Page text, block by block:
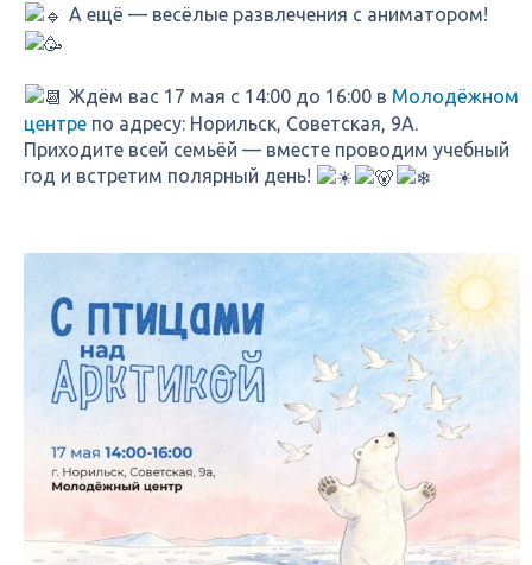
А ещё — весёлые развлечения с аниматором!
Ждём вас 17 мая с 14:00 до 16:00 в Молодёжном
центре по адресу: Норильск, Советская, 9А.
Приходите всей семьёй — вместе проводим учебный
год и встретим полярный день!